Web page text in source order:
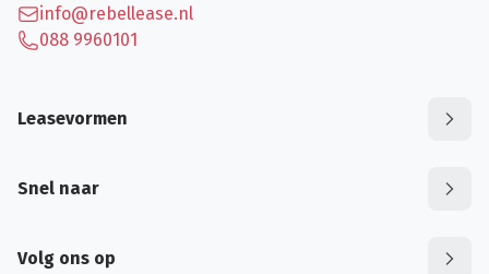
info@rebellease.nl
088 9960101
Leasevormen
Snel naar
Volg ons op